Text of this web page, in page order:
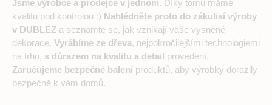
Jsme výrobce a prodejce v jednom. Díky tomu máme
kvalitu pod kontrolou :) Nahlédněte proto do zákulisí výroby
v DUBLEZ a seznamte se, jak vznikají vaše vysněné
dekorace. Vyrábíme ze dřeva, nejpokročilejšími technologiemi
na trhu, s důrazem na kvalitu a detail provedení.
Zaručujeme bezpečné balení produktů, aby výrobky dorazily
bezpečně k vám domů.